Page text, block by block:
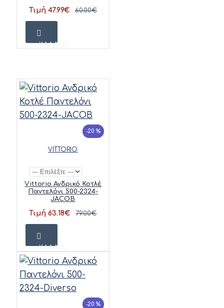
Τιμή 47.99€ 60.00€
ΚΑΛΆΘΙ
-20 %
VITTORIO
Vittorio Ανδρικό Κοτλέ
Παντελόνι 500-2324-
JACOB
Τιμή 63.18€ 79.00€
ΚΑΛΆΘΙ
-20 %